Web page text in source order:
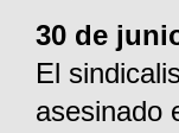
30 de
El
asesinado